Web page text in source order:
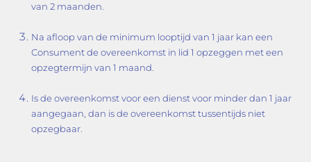
van 2 maanden.
Na afloop van de minimum looptijd van 1 jaar kan een
Consument de overeenkomst in lid 1 opzeggen met een
opzegtermijn van 1 maand.
Is de overeenkomst voor een dienst voor minder dan 1 jaar
aangegaan, dan is de overeenkomst tussentijds niet
opzegbaar.